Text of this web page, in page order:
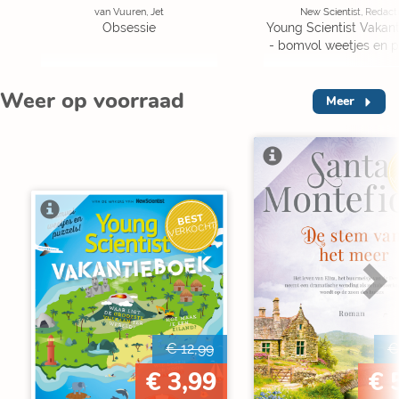
van Vuuren, Jet
Obsessie
New Scientist,
Young Scientist
- bomvol weetjes en
Weer op voorraad Meer
BEST
VERKOCHT
€ 12,99
€ 3,99
€
€